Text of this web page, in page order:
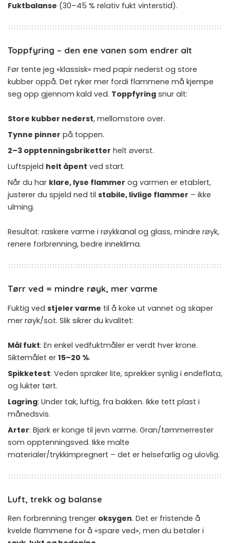
Fuktbalanse (30–45 % relativ fukt vinterstid).
Toppfyring – den ene vanen som endrer alt
Før tente jeg «klassisk» med papir nederst og store
kubber oppå. Det ryker mer fordi flammene må kjempe
seg opp gjennom kald ved. Toppfyring snur alt:
Store kubber nederst, mellomstore over.
Tynne pinner på toppen.
2–3 opptenningsbriketter helt øverst.
Luftspjeld helt åpent ved start.
Når du har klare, lyse flammer og varmen er etablert,
justerer du spjeld ned til stabile, livlige flammer – ikke
ulming.
Resultat: raskere varme i røykkanal og glass, mindre røyk,
renere forbrenning, bedre inneklima.
Tørr ved = mindre røyk, mer varme
Fuktig ved stjeler varme til å koke ut vannet og skaper
mer røyk/sot. Slik sikrer du kvalitet:
Mål fukt: En enkel vedfuktmåler er verdt hver krone.
Siktemålet er 15–20 %.
Spikketest: Veden spraker lite, sprekker synlig i endeflata,
og lukter tørt.
Lagring: Under tak, luftig, fra bakken. Ikke tett plast i
månedsvis.
Arter: Bjørk er konge til jevn varme. Gran/tømmerrester
som opptenningsved. Ikke malte
materialer/trykkimpregnert – det er helsefarlig og ulovlig.
Luft, trekk og balanse
Ren forbrenning trenger oksygen. Det er fristende å
kvelde flammene for å «spare ved», men du betaler i